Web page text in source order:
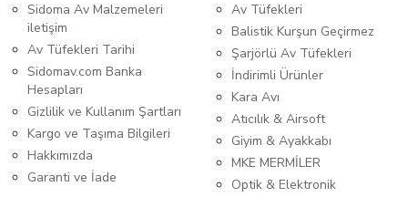
Sidoma Av Malzemeleri
iletişim
Av Tüfekleri Tarihi
Sidomav.com Banka
Hesapları
Gizlilik ve Kullanım Şartları
Kargo ve Taşıma Bilgileri
Hakkımızda
Garanti ve İade
Av Tüfekleri
Balistik Kurşun Geçirmez
Şarjörlü Av Tüfekleri
İndirimli Ürünler
Kara Avı
Atıcılık & Airsoft
Giyim & Ayakkabı
MKE MERMİLER
Optik & Elektronik